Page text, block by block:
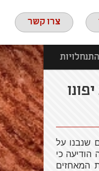
צרו קשר
שנבנו על
כי
המאחזים